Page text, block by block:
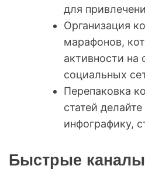
для
Организация
марафонов,
активности на
социальных
Перепаковка
статей
инфографику,
Быстрые каналы